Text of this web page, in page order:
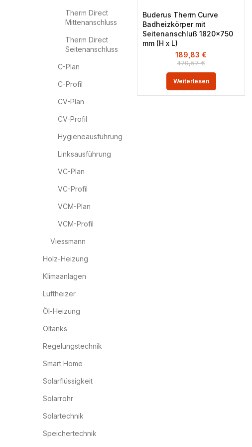
Therm Direct
Mittenanschluss
Therm Direct
Seitenanschluss
C-Plan
C-Profil
CV-Plan
CV-Profil
Hygieneausführung
Linksausführung
VC-Plan
VC-Profil
VCM-Plan
VCM-Profil
Viessmann
Holz-Heizung
Klimaanlagen
Luftheizer
Öl-Heizung
Öltanks
Regelungstechnik
Smart Home
Solarflüssigkeit
Solarrohr
Solartechnik
Speichertechnik
Buderus Therm Curve
Badheizkörper mit
Seitenanschluß 1820×750
mm (H x L)
479,57€
189,83 €
Weiterlesen